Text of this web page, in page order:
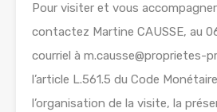
Pour visiter et vous
contactez Martine CAUSSE, au
courriel à m.causse@proprietes-
l’article L.561.5 du Code
l’organisation de la visite, la